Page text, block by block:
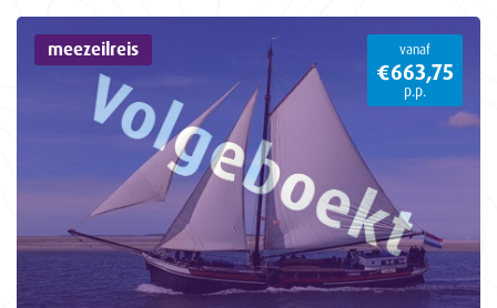
meezeilreis vanaf
€663,75
p.p.